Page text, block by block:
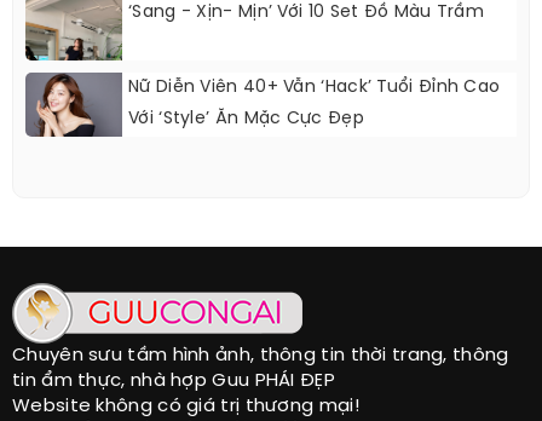
‘Sang - Xịn- Mịn’ Với 10 Set Đồ Màu Trầm
Nữ Diễn Viên 40+ Vẫn ‘hack’ Tuổi Đỉnh Cao
Với ‘style’ Ăn Mặc Cực Đẹp
Chuyên sưu tầm hình ảnh, thông tin thời trang, thông
tin ẩm thực, nhà hợp Guu PHÁI ĐẸP
Website không có giá trị thương mại!